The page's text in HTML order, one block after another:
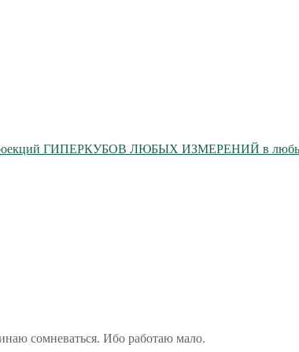
ГИПЕРКУБОВ ЛЮБЫХ ИЗМЕРЕНИЙ в любых
сомневаться. Ибо работаю мало.